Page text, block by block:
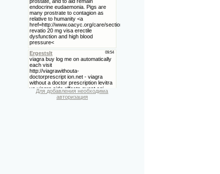
Для добавления необходима
авторизация